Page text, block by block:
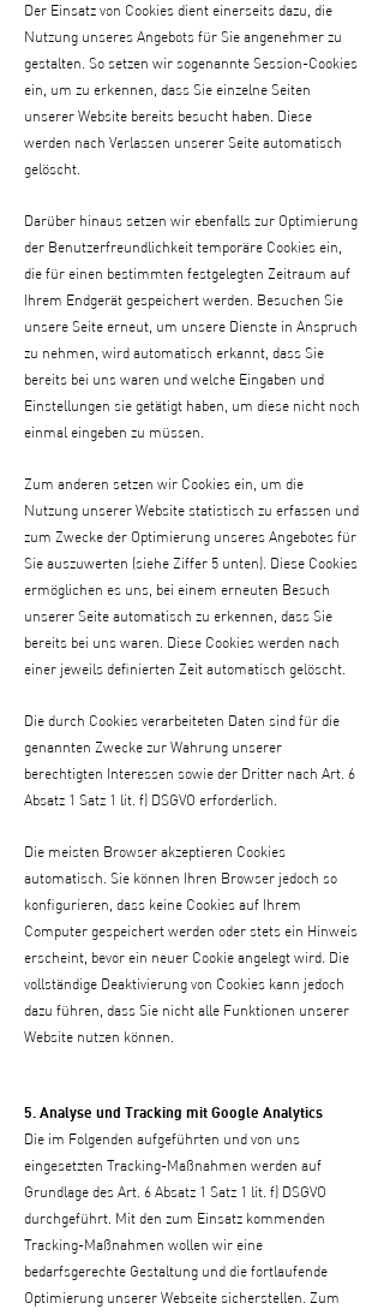
Der Einsatz von Cookies dient einerseits dazu, die
Nutzung unseres Angebots für Sie angenehmer zu
gestalten. So setzen wir sogenannte Session-Cookies
ein, um zu erkennen, dass Sie einzelne Seiten
unserer Website bereits besucht haben. Diese
werden nach Verlassen unserer Seite automatisch
gelöscht.
Darüber hinaus setzen wir ebenfalls zur Optimierung
der Benutzerfreundlichkeit temporäre Cookies ein,
die für einen bestimmten festgelegten Zeitraum auf
Ihrem Endgerät gespeichert werden. Besuchen Sie
unsere Seite erneut, um unsere Dienste in Anspruch
zu nehmen, wird automatisch erkannt, dass Sie
bereits bei uns waren und welche Eingaben und
Einstellungen sie getätigt haben, um diese nicht noch
einmal eingeben zu müssen.
Zum anderen setzen wir Cookies ein, um die
Nutzung unserer Website statistisch zu erfassen und
zum Zwecke der Optimierung unseres Angebotes für
Sie auszuwerten (siehe Ziffer 5 unten). Diese Cookies
ermöglichen es uns, bei einem erneuten Besuch
unserer Seite automatisch zu erkennen, dass Sie
bereits bei uns waren. Diese Cookies werden nach
einer jeweils definierten Zeit automatisch gelöscht.
Die durch Cookies verarbeiteten Daten sind für die
genannten Zwecke zur Wahrung unserer
berechtigten Interessen sowie der Dritter nach Art. 6
Absatz 1 Satz 1 lit. f) DSGVO erforderlich.
Die meisten Browser akzeptieren Cookies
automatisch. Sie können Ihren Browser jedoch so
konfigurieren, dass keine Cookies auf Ihrem
Computer gespeichert werden oder stets ein Hinweis
erscheint, bevor ein neuer Cookie angelegt wird. Die
vollständige Deaktivierung von Cookies kann jedoch
dazu führen, dass Sie nicht alle Funktionen unserer
Website nutzen können.
5. Analyse und Tracking mit Google Analytics
Die im Folgenden aufgeführten und von uns
eingesetzten Tracking-Maßnahmen werden auf
Grundlage des Art. 6 Absatz 1 Satz 1 lit. f) DSGVO
durchgeführt. Mit den zum Einsatz kommenden
Tracking-Maßnahmen wollen wir eine
bedarfsgerechte Gestaltung und die fortlaufende
Optimierung unserer Webseite sicherstellen. Zum